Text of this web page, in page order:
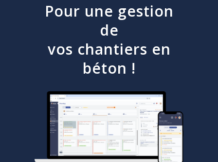
Pour une gestion
de
vos chantiers en
béton !